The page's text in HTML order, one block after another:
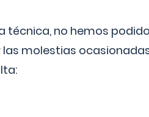
técnica, no hemos
molestias